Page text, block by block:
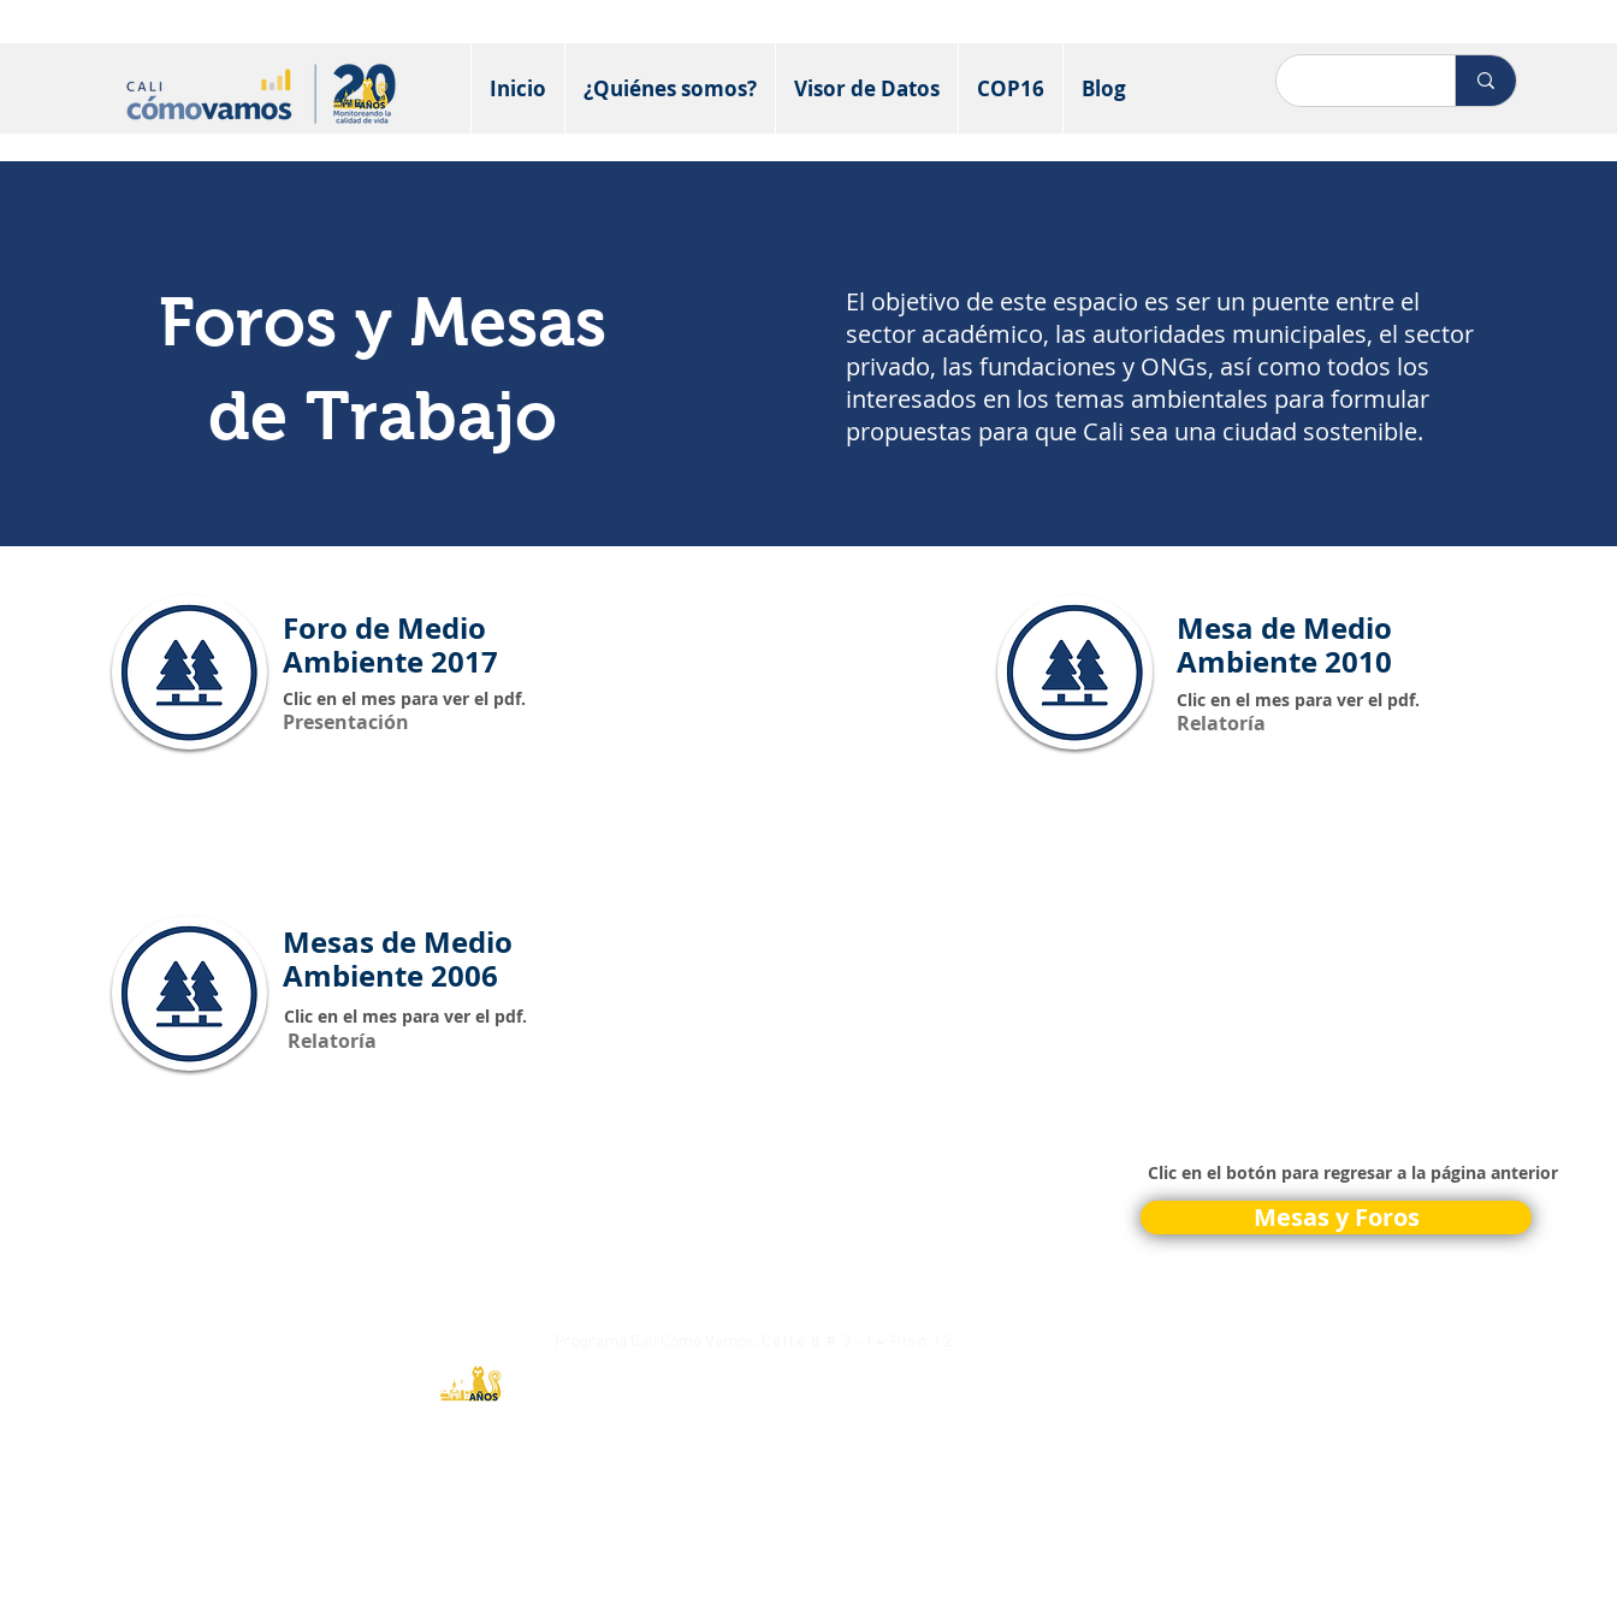
Inicio ¿Quiénes somos? Visor de Datos COP16 Blog
Foros y Mesas
de Trabajo
El objetivo de este espacio es ser un puente entre el
sector académico, las autoridades municipales, el sector
privado, las fundaciones y ONGs, así como todos los
interesados en los temas ambientales para formular
propuestas para que Cali sea una ciudad sostenible.
Foro de Medio
Ambiente 2017
Clic en el mes para ver el pdf.
Presentación
Mesa de Medio
Ambiente 2010
Clic en el mes para ver el pdf.
Relatoría
Mesas de Medio
Ambiente 2006
Clic en el mes para ver el pdf.
Relatoría
Clic en el botón para regresar a la página anterior
Mesas y Foros